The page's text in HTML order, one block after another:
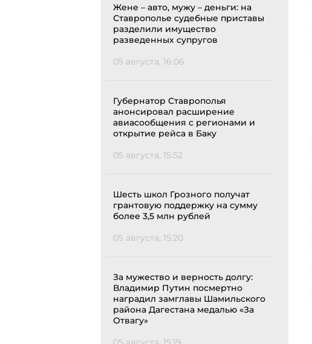
Жене – авто, мужу – деньги: на
Ставрополье судебные приставы
разделили имущество
разведенных супругов
05 августа, 16:06
Губернатор Ставрополья
анонсировал расширение
авиасообщения с регионами и
открытие рейса в Баку
05 августа, 15:52
Шесть школ Грозного получат
грантовую поддержку на сумму
более 3,5 млн рублей
05 августа, 15:20
За мужество и верность долгу:
Владимир Путин посмертно
наградил замглавы Шамильского
района Дагестана медалью «За
Отвагу»